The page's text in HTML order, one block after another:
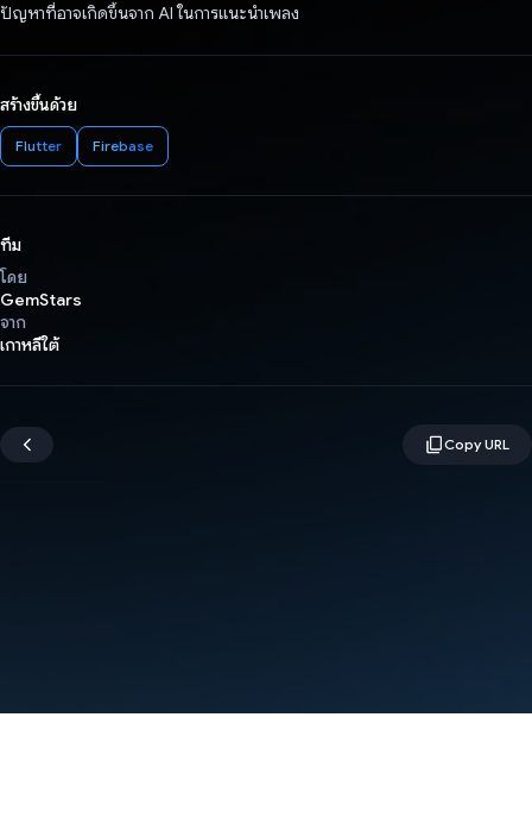
ปัญหาที่อาจเกิดขึ้นจาก AI ในการแนะนำเพลง
สร้างขึ้นด้วย
Flutter Firebase
ทีม
โดย
GemStars
จาก
เกาหลีใต้